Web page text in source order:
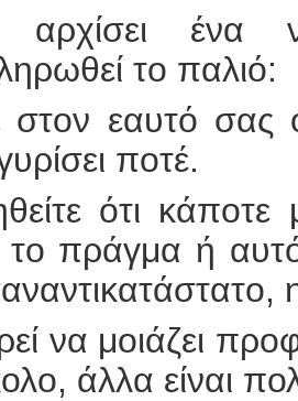
αρχίσει ένα
το παλιό:
στον εαυτό
ποτέ.
ότι
το πράγμα ή
να μοιάζει
άλλα είναι